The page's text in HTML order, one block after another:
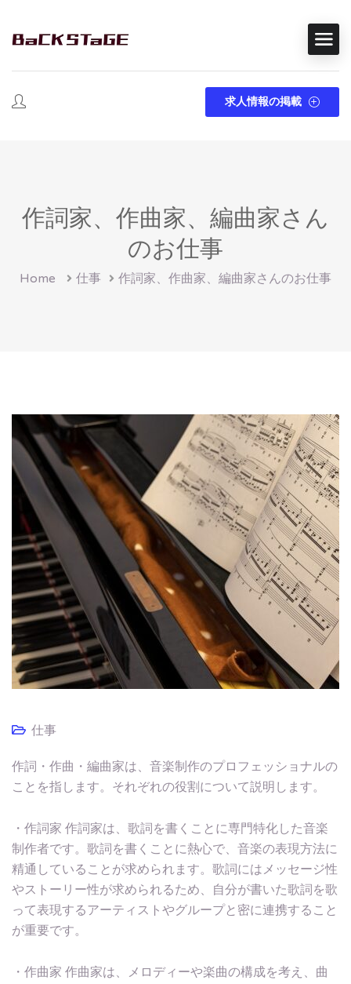
求人情報の掲載
作詞家、作曲家、編曲家さん
のお仕事
Home 仕事 作詞家、作曲家、編曲家さんのお仕事
仕事
作詞・作曲・編曲家は、音楽制作のプロフェッショナルの
ことを指します。それぞれの役割について説明します。
・作詞家 作詞家は、歌詞を書くことに専門特化した音楽
制作者です。歌詞を書くことに熱心で、音楽の表現方法に
精通していることが求められます。歌詞にはメッセージ性
やストーリー性が求められるため、自分が書いた歌詞を歌
って表現するアーティストやグループと密に連携すること
が重要です。
・作曲家 作曲家は、メロディーや楽曲の構成を考え、曲